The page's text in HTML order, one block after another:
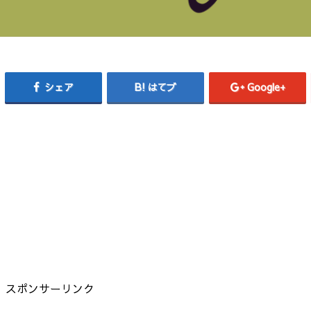
シェア はてブ Google+
スポンサーリンク